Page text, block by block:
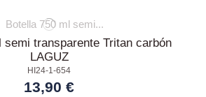
semi transparente Tritan carbón
LAGUZ
HI24-1-654
13,90 €